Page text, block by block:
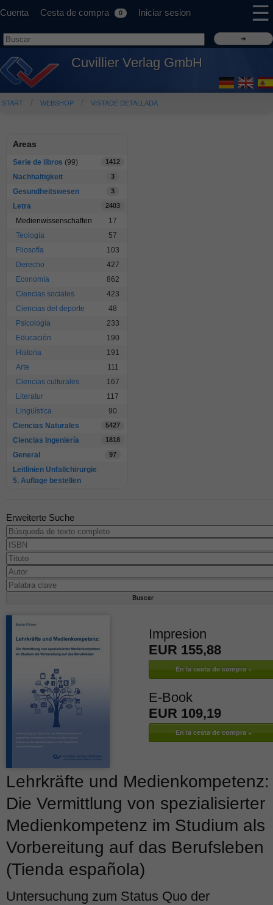
Cuenta Cesta de compra 0 Iniciar sesion ☰
Cuvillier Verlag GmbH
START WEBSHOP VISTADE DETALLADA
Areas
Serie de libros (99) 1412
Nachhaltigkeit 3
Gesundheitswesen 3
Letra 2403
Medienwissenschaften
17
Teología
57
Filosofía
103
Derecho
427
Economía
862
Ciencias sociales
423
Ciencias del deporte
48
Psicología
233
Educación
190
Historia
191
Arte
111
Ciencias culturales
167
Literatur
117
Lingüística
90
Ciencias Naturales
5427
Ciencias Ingeniería 1818
General 97
Leitlinien Unfallchirurgie
5. Auflage bestellen
Erweiterte Suche
Impresion
EUR 155,88
E-Book
EUR 109,19
Lehrkräfte und Medienkompetenz:
Die Vermittlung von spezialisierter
Medienkompetenz im Studium als
Vorbereitung auf das Berufsleben
(Tienda española)
Untersuchung zum Status Quo der